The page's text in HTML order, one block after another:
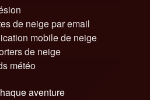
de neige par email
mobile de neige
de neige
météo
aventure